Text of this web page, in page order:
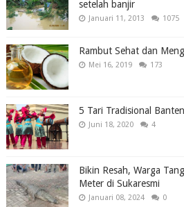
setelah banjir
Januari 11, 2013 1075
Rambut Sehat dan
Mei 16, 2019 173
5 Tari Tradisional Banten
Juni 18, 2020 4
Bikin Resah, Warga
Meter di Sukaresmi
Januari 08, 2024 0